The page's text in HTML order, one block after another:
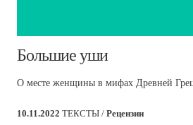
​Большие уши
О месте женщины в мифах Древней
10.11.2022 ТЕКСТЫ / Рецензии